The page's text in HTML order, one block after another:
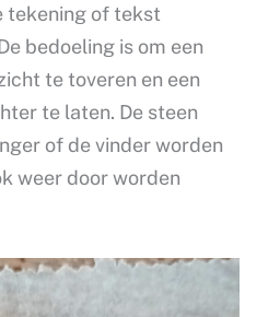
tekening of tekst
bedoeling is om een
te toveren en een
te laten. De steen
of de vinder worden
weer door worden